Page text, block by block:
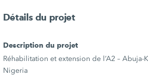
Détails du projet
Description du projet
Réhabilitation et extension de l’A2 – Abuja-
Nigeria